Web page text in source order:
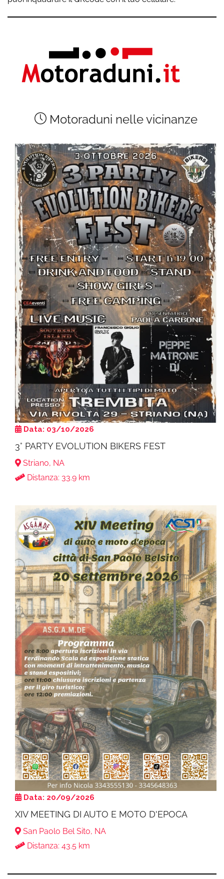
Motoraduni nelle vicinanze
Data: 03/10/2026
3° PARTY EVOLUTION BIKERS FEST
Striano, NA
Distanza: 33.9 km
Data: 20/09/2026
XIV MEETING DI AUTO E MOTO D'EPOCA
San Paolo Bel Sito, NA
Distanza: 43.5 km